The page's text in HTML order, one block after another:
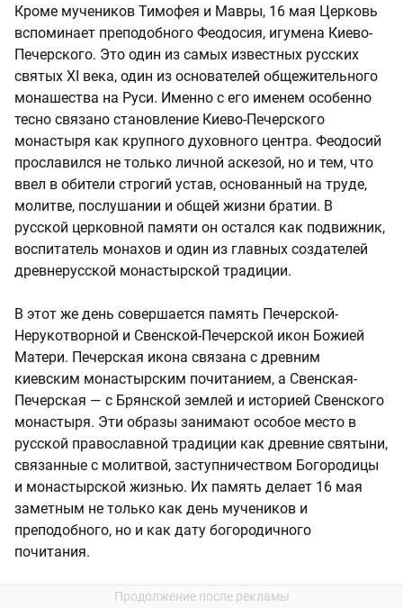
Кроме мучеников Тимофея и Мавры, 16 мая Церковь
вспоминает преподобного Феодосия, игумена Киево-
Печерского. Это один из самых известных русских
святых XI века, один из основателей общежительного
монашества на Руси. Именно с его именем особенно
тесно связано становление Киево-Печерского
монастыря как крупного духовного центра. Феодосий
прославился не только личной аскезой, но и тем, что
ввел в обители строгий устав, основанный на труде,
молитве, послушании и общей жизни братии. В
русской церковной памяти он остался как подвижник,
воспитатель монахов и один из главных создателей
древнерусской монастырской традиции.
В этот же день совершается память Печерской-
Нерукотворной и Свенской-Печерской икон Божией
Матери. Печерская икона связана с древним
киевским монастырским почитанием, а Свенская-
Печерская — с Брянской землей и историей Свенского
монастыря. Эти образы занимают особое место в
русской православной традиции как древние святыни,
связанные с молитвой, заступничеством Богородицы
и монастырской жизнью. Их память делает 16 мая
заметным не только как день мучеников и
преподобного, но и как дату богородичного
почитания.